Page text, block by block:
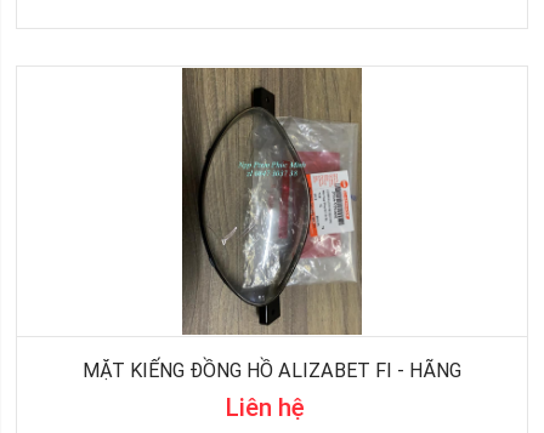
MẶT KIẾNG ĐỒNG HỒ ALIZABET FI - HÃNG
Liên hệ